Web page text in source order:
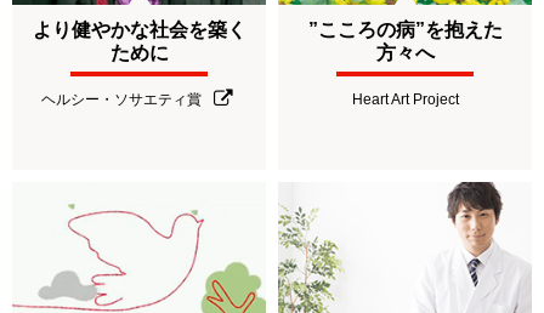
より健やかな社会を築く
ために
ヘルシー・ソサエティ賞
”こころの病”を抱えた
方々へ
Heart Art Project